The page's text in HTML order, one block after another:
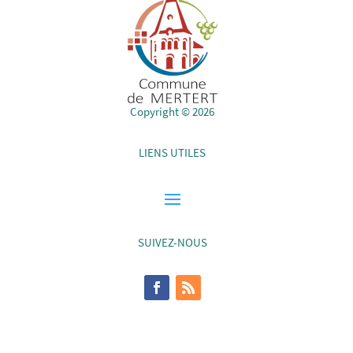
Copyright © 2026
LIENS UTILES
SUIVEZ-NOUS